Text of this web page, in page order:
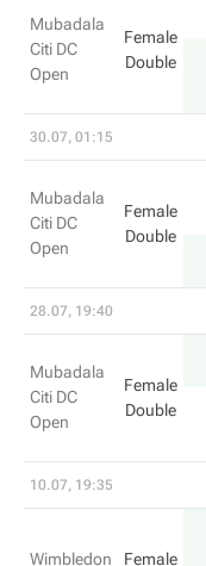
Mubadala
Citi DC
Open
Female
Double
30.07, 01:15
Mubadala
Citi DC
Open
Female
Double
28.07, 19:40
Mubadala
Citi DC
Open
Female
Double
10.07, 19:35
Wimbledon
Female